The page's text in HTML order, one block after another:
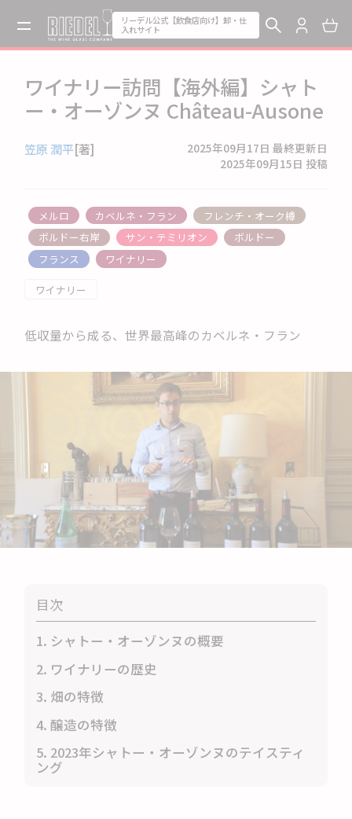
リーデル公式【飲食店向け】卸・仕
入れサイト
ワイナリー訪問【海外編】シャト
ー・オーゾンヌ Château-Ausone
2025年09月17日 最終更新日
2025年09月15日 投稿
笠原 潤平[著]
メルロ カベルネ・フラン
フレンチ・オーク樽
ボルドー右岸
サン・テミリオン
ボルドー
フランス
ワイナリー
ワイナリー
低収量から成る、世界最高峰のカベルネ・フラン
目次
1. シャトー・オーゾンヌの概要
2. ワイナリーの歴史
3. 畑の特徴
4. 醸造の特徴
5. 2023年シャトー・オーゾンヌのテイスティ
ング